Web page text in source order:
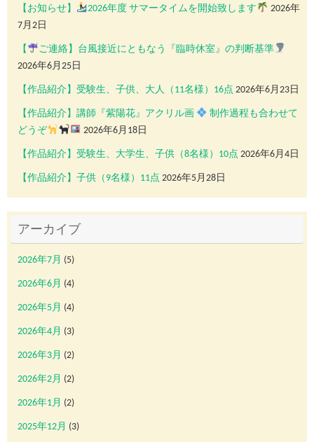
【お知らせ】 2026年度 サマータイムを開始致します
2026年
7月2日
【
ご連絡】台風接近にともなう『臨時休室』の判断基準
2026年6月25日
【作品紹介】受験生、子供、大人（11名様）16点 2026年6月23日
【作品紹介】講師『紫陽花』アクリル画
制作過程も合わせて
どうぞ
2026年6月18日
【作品紹介】受験生、大学生、子供（8名様）10点 2026年6月4日
【作品紹介】子供（9名様）11点 2026年5月28日
アーカイブ
2026年7月 (5)
2026年6月 (4)
2026年5月 (4)
2026年4月 (3)
2026年3月 (2)
2026年2月 (2)
2026年1月 (2)
2025年12月 (3)